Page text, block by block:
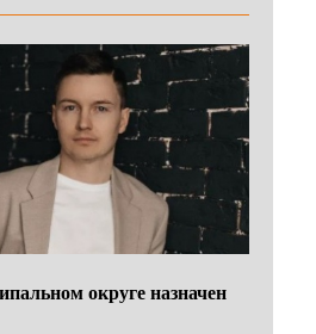
округе назначен